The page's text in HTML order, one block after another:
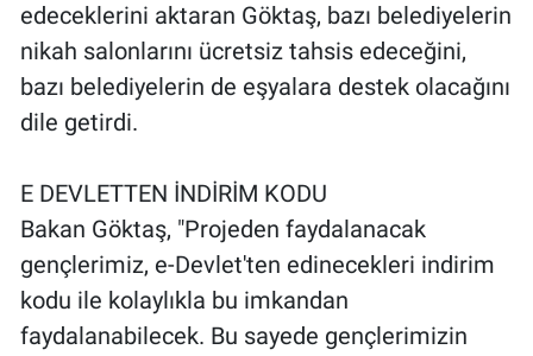
edeceklerini aktaran Göktaş, bazı belediyelerin
nikah salonlarını ücretsiz tahsis edeceğini,
bazı belediyelerin de eşyalara destek olacağını
dile getirdi.
E DEVLETTEN İNDİRİM KODU
Bakan Göktaş, "Projeden faydalanacak
gençlerimiz, e-Devlet'ten edinecekleri indirim
kodu ile kolaylıkla bu imkandan
faydalanabilecek. Bu sayede gençlerimizin